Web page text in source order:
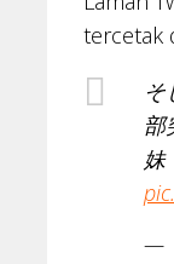
tercetak
部
妹
—